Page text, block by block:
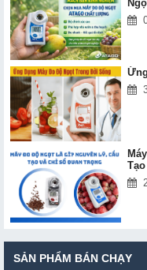
SẢN PHẨM BÁN CHẠY